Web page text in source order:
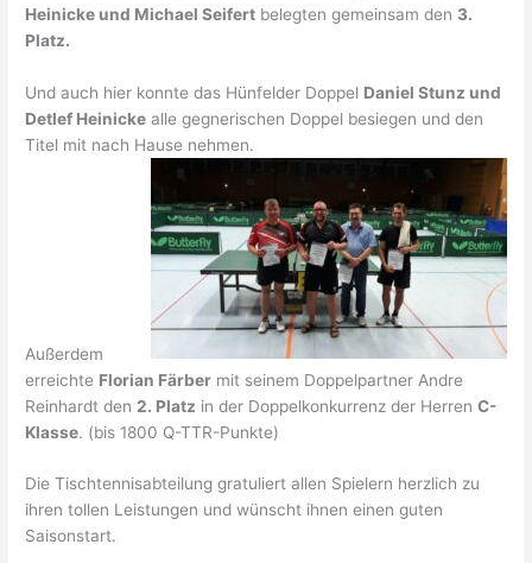
Heinicke und Michael Seifert belegten gemeinsam den 3.
Platz.
Und auch hier konnte das Hünfelder Doppel Daniel Stunz und
Detlef Heinicke alle gegnerischen Doppel besiegen und den
Titel mit nach Hause nehmen.
Außerdem
erreichte Florian Färber mit seinem Doppelpartner Andre
Reinhardt den 2. Platz in der Doppelkonkurrenz der HerrenC-
Klasse. (bis 1800 Q-TTR-Punkte)
Die Tischtennisabteilung gratuliert allen Spielern herzlich zu
ihren tollen Leistungen und wünscht ihnen einen guten
Saisonstart.